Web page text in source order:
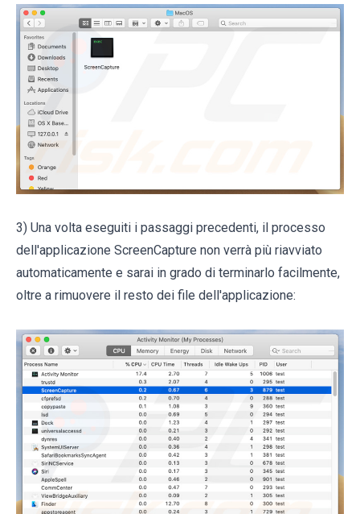
3) Una volta eseguiti i passaggi precedenti, il processo
dell'applicazione ScreenCapture non verrà più riavviato
automaticamente e sarai in grado di terminarlo facilmente,
oltre a rimuovere il resto dei file dell'applicazione: